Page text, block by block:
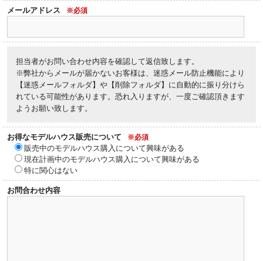
メールアドレス ※必須
担当者がお問い合わせ内容を確認して返信致します。
※弊社からメールが届かないお客様は、迷惑メール防止機能により
【迷惑メールフォルダ】や【削除フォルダ】に自動的に振り分けら
れている可能性があります。恐れ入りますが、一度ご確認頂きます
ようお願い致します。
お得なモデルハウス販売について ※必須
販売中のモデルハウス購入について興味がある
現在計画中のモデルハウス購入について興味がある
特に関心はない
お問合わせ内容